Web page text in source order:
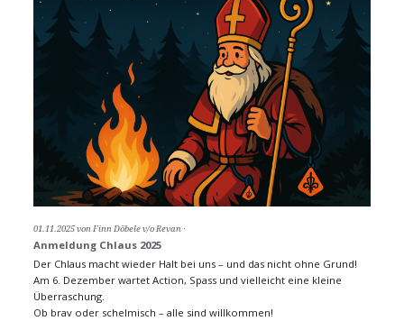
01.11.2025von Finn Döbele v/o Revan
Anmeldung Chlaus 2025
Der Chlaus macht wieder Halt bei uns – und das nicht ohne Grund!
Am 6. Dezember wartet Action, Spass und vielleicht eine kleine
Überraschung.
Ob brav oder schelmisch – alle sind willkommen!